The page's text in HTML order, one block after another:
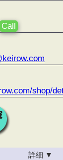
Call
shop/
詳細 ▼